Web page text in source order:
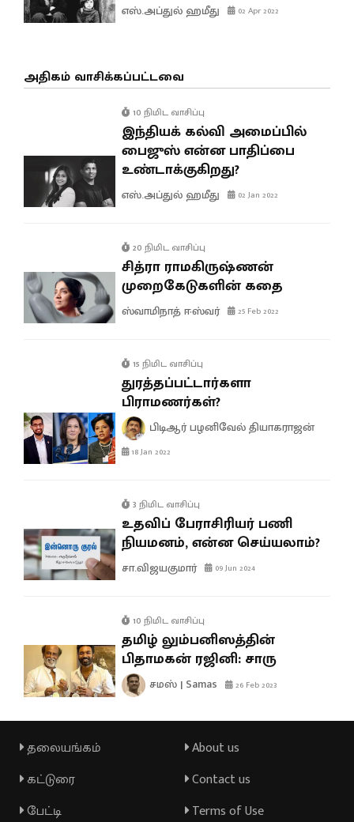
எஸ்.அப்துல் ஹமீது 02 Apr 2022
அதிகம் வாசிக்கப்பட்டவை
10 நிமிட வாசிப்பு
இந்தியக் கல்வி அமைப்பில்
பைஜுஸ் என்ன பாதிப்பை
உண்டாக்குகிறது?
எஸ்.அப்துல் ஹமீது 02 Jan 2022
20 நிமிட வாசிப்பு
சித்ரா ராமகிருஷ்ணன்
முறைகேடுகளின் கதை
ஸ்வாமிநாத் ஈஸ்வர் 25 Feb 2022
15 நிமிட வாசிப்பு
துரத்தப்பட்டார்களா
பிராமணர்கள்?
பிடிஆர் பழனிவேல் தியாகராஜன்
18 Jan 2022
3 நிமிட வாசிப்பு
உதவிப் பேராசிரியர் பணி
நியமனம், என்ன செய்யலாம்?
சா.விஜயகுமார் 09 Jun 2024
10 நிமிட வாசிப்பு
தமிழ் லும்பனிஸத்தின்
பிதாமகன் ரஜினி: சாரு
சமஸ் | Samas 26 Feb 2023
தலையங்கம்
கட்டுரை
பேட்டி
About us
Contact us
Terms of Use